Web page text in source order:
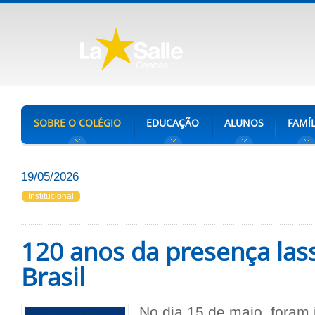
SOBRE O COLÉGIO EDUCAÇÃO ALUNOS
19/05/2026
Institucional
120 anos da presença
Brasil